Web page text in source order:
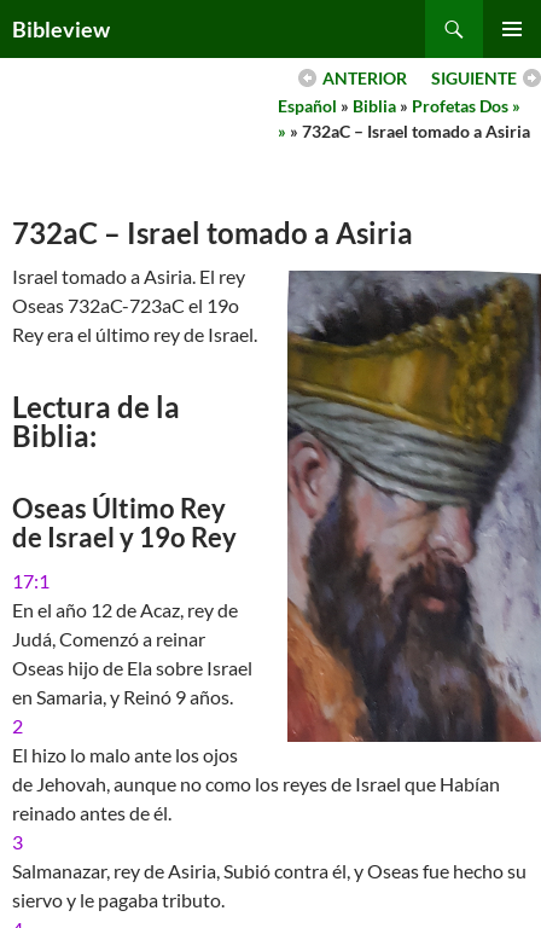
toBibleview
MENU
SIGUIENTE
ANTERIOR
Español » Biblia » Profetas Dos »
» » 732aC – Israel tomado a Asiria
732aC – Israel tomado a Asiria
Israel tomado a Asiria. El rey
Oseas 732aC-723aC el 19o
Rey era el último rey de Israel.
Lectura de la
Biblia:
Oseas Último Rey
de Israel y 19o Rey
17:1
En el año 12 de Acaz, rey de
Judá, Comenzó a reinar
Oseas hijo de Ela sobre Israel
en Samaria, y Reinó 9 años.
2
El hizo lo malo ante los ojos
de Jehovah, aunque no como los reyes de Israel que Habían
reinado antes de él.
3
Salmanazar, rey de Asiria, Subió contra él, y Oseas fue hecho su
siervo y le pagaba tributo.